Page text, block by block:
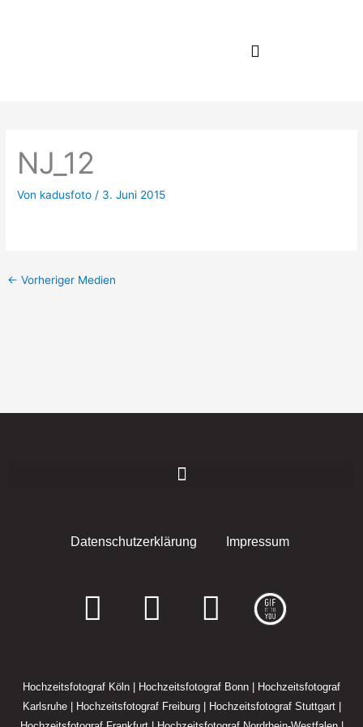
NJ_12
Von kadusfoto / 3. Juni 2015
← Vorheriger Medien
Datenschutzerklärung Impressum
F
c
e
I
s
t
E
v
e
Hochzeitsfotograf Köln Hochzeitsfotograf Bonn
Hochzeitsfotograf
Karlsruhe| Hochzeitsfotograf Freiburg| Hochzeitsfotograf Stuttgart|